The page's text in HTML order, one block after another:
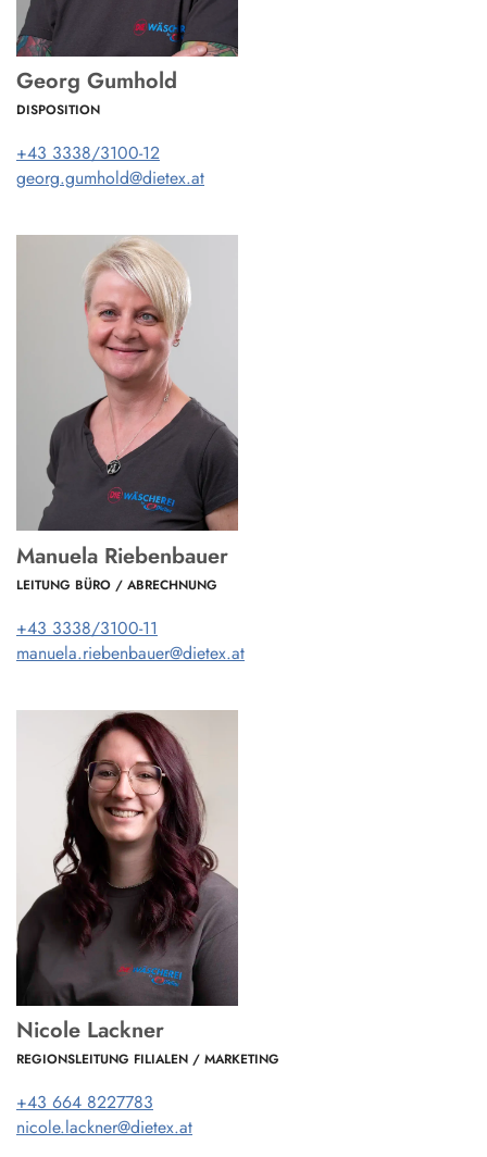
Georg Gumhold
DISPOSITION
+43 3338/3100-12
georg.gumhold@dietex.at
Manuela Riebenbauer
LEITUNG BÜRO / ABRECHNUNG
+43 3338/3100-11
manuela.riebenbauer@dietex.at
Nicole Lackner
REGIONSLEITUNG FILIALEN / MARKETING
+43 664 8227783
nicole.lackner@dietex.at